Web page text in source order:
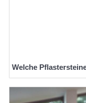
Welche